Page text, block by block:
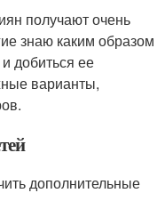
получают очень
знаю каким образом
добиться ее
варианты,
дополнительные